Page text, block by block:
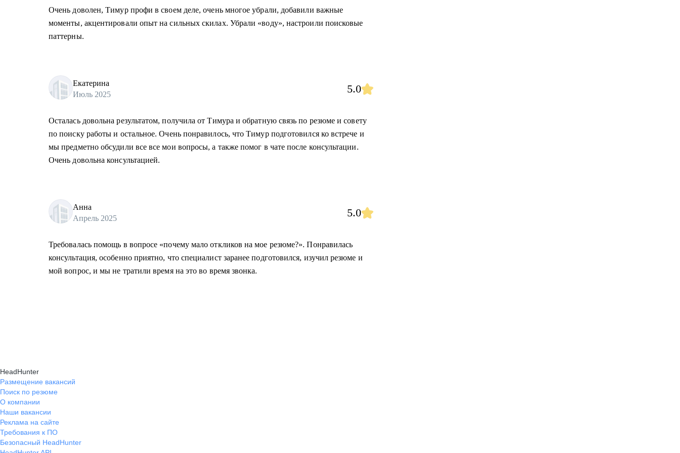
Очень доволен, Тимур профи в своем деле, очень многое убрали, добавили важные
моменты, акцентировали опыт на сильных скилах. Убрали «воду», настроили поисковые
паттерны.
Екатерина
Июль 2025
5.0
Осталась довольна результатом, получила от Тимура и обратную связь по резюме и совету
по поиску работы и остальное. Очень понравилось, что Тимур подготовился ко встрече и
мы предметно обсудили все все мои вопросы, а также помог в чате после консультации.
Очень довольна консультацией.
Анна
Апрель 2025
5.0
Требовалась помощь в вопросе «почему мало откликов на мое резюме?». Понравилась
консультация, особенно приятно, что специалист заранее подготовился, изучил резюме и
мой вопрос, и мы не тратили время на это во время звонка.
HeadHunter
Размещение вакансий
Поиск по резюме
О компании
Наши вакансии
Реклама на сайте
Требования к ПО
Безопасный HeadHunter